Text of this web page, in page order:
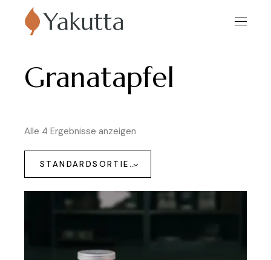
Granatapfel
Alle 4 Ergebnisse anzeigen
STANDARDSORTIERUNG